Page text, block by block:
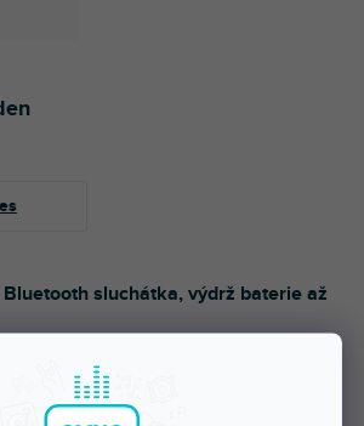
sluchátka, výdrž baterie až